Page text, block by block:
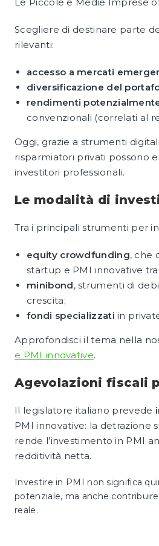
Scegliere di destinare parte
rilevanti:
accesso a mercati
diversificazione del
rendimenti
convenzionali (correlati al
Oggi, grazie a strumenti
risparmiatori privati possono
investitori professionali.
Le modalità di
Tra i principali strumenti per
equity crowdfunding, che
startup e PMI innovative
minibond, strumenti di
crescita;
fondi specializzati in
Approfondisci il tema nella
e PMI innovative.
Agevolazioni fiscali
Il legislatore italiano prevede
PMI innovative: la detrazione
rende l’investimento in PMI
redditività netta.
Investire in PMI non significa
potenziale, ma anche
reale.